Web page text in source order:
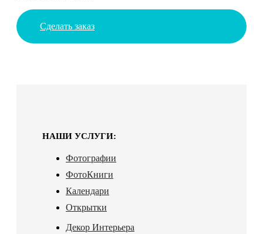
Сделать заказ
НАШИ УСЛУГИ:
Фотографии
ФотоКниги
Календари
Открытки
Декор Интерьера